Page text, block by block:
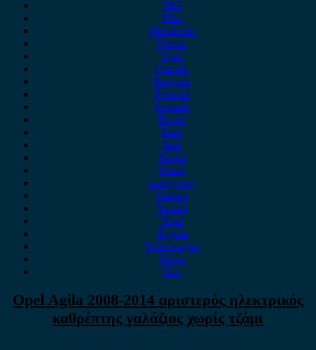
MG
Mini
Mitsubishi
Nissan
Opel
Omoda
Peugeot
Porsche
Renault
Rover
Saab
Seat
Skoda
Smart
ssangyong
Subaru
Suzuki
Tesla
Toyota
Volkswagen
Volvo
Xev
Opel Agila 2008-2014 αριστερός ηλεκτρικός
καθρέπτης γαλάζιος χωρίς τζάμι